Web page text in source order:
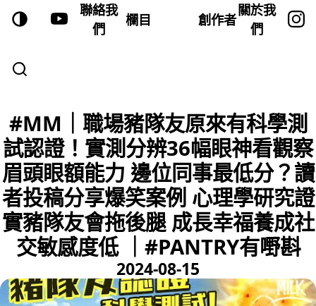
聯絡我
們
欄目 創作者
關於我
們
#MM｜職場豬隊友原來有科學測
試認證！實測分辨36幅眼神看觀察
眉頭眼額能力 邊位同事最低分？讀
者投稿分享爆笑案例 心理學研究證
實豬隊友會拖後腿 成長幸福養成社
交敏感度低 ｜#PANTRY有嘢斟
2024-08-15